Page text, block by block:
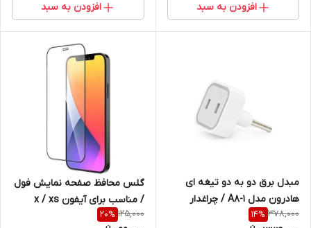
افزودن به سبد افزودن به سبد
مبدل برق دو به دو تیغه ای
هادرون مدل A8-1 / چراغدار
378,000
14%
گلس محافظ صفحه نمایش فول
/ مناسب برای آیفون x / xs
125,000
20%